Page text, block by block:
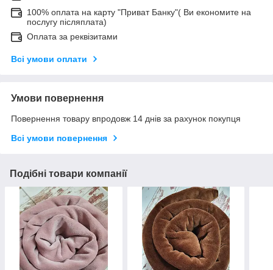
100% оплата на карту "Приват Банку"( Ви економите на
послугу післяплата)
Оплата за реквізитами
Всі умови оплати
Умови повернення
Повернення товару впродовж 14 днів за рахунок покупця
Всі умови повернення
Подібні товари компанії